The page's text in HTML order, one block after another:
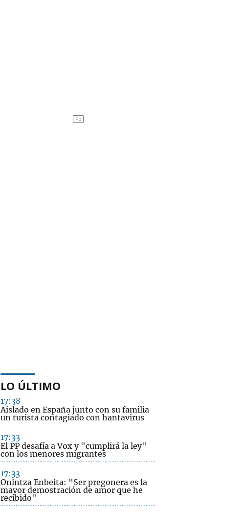
LO ÚLTIMO
17:38
Aislado en España junto con su familia
un turista contagiado con hantavirus
17:33
El PP desafía a Vox y "cumplirá la ley"
con los menores migrantes
17:33
Onintza Enbeita: "Ser pregonera es la
mayor demostración de amor que he
recibido"